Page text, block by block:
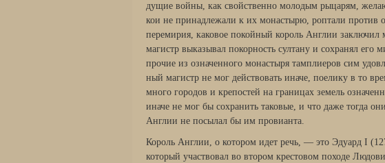
дущие войны, как свойственно молодым рыцарям,
кои не принадлежали к их монастырю, ропта­ли против
перемирия, каковое покойный король Англии
магистр выказывал покорность султану и сохранял
прочие из означенного монастыря тамплиеров сим
ный магистр не мог действовать иначе, поелику в то
мно­го городов и крепостей на границах земель
иначе не мог бы сохранить таковые, и что даже тогда
Англии не посылал бы им провианта.
Король Англии, о котором идет речь, — это Эдуард I
который участвовал во втором крестовом походе